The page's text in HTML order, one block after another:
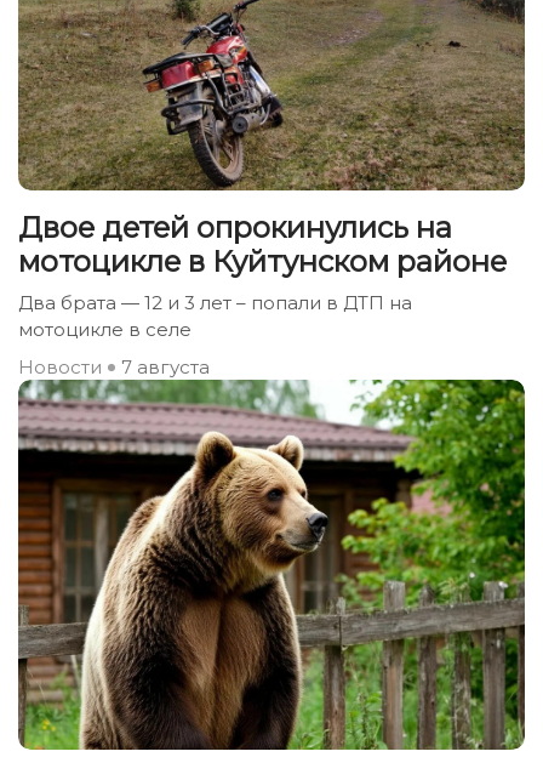
Двое детей опрокинулись на
мотоцикле в Куйтунском районе
Два брата — 12 и 3 лет – попали в ДТП на
мотоцикле в селе
Новости
7 августа